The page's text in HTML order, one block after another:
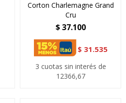
Corton Charlemagne Grand
Cru
$ 37.100
$ 31.535
3 cuotas sin interés de
12366,67